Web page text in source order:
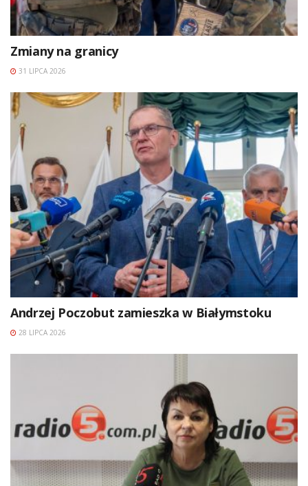
Zmiany na granicy
31 LIPCA 2026
Andrzej Poczobut zamieszka w Białymstoku
28 LIPCA 2026